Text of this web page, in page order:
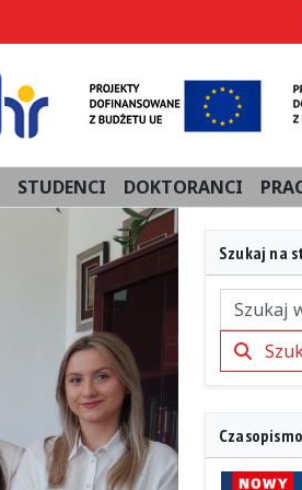
STUDENCI DOKTORANCI
Szukaj na
Szukaj